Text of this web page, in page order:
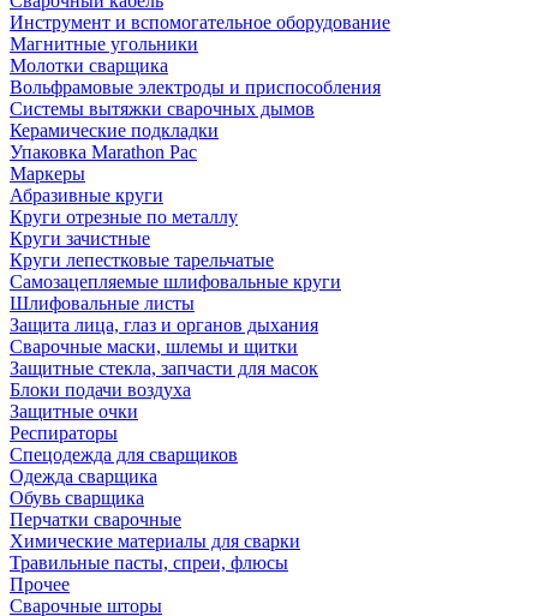
Инструмент и вспомогательное оборудование
Магнитные угольники
Молотки сварщика
Вольфрамовые электроды и приспособления
Системы вытяжки сварочных дымов
Керамические подкладки
Упаковка Marathon Pac
Маркеры
Абразивные круги
Круги отрезные по металлу
Круги зачистные
Круги лепестковые тарельчатые
Самозацепляемые шлифовальные круги
Шлифовальные листы
Защита лица, глаз и органов дыхания
Сварочные маски, шлемы и щитки
Защитные стекла, запчасти для масок
Блоки подачи воздуха
Защитные очки
Респираторы
Спецодежда для сварщиков
Одежда сварщика
Обувь сварщика
Перчатки сварочные
Химические материалы для сварки
Травильные пасты, спреи, флюсы
Прочее
Сварочные шторы